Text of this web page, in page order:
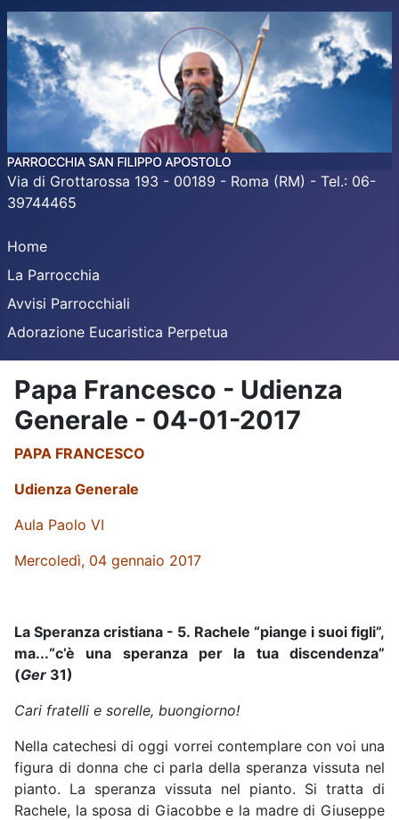
Via di Grottarossa 193 - 00189 - Roma (RM) - Tel.: 06-
39744465
Home
La Parrocchia
Avvisi Parrocchiali
Adorazione Eucaristica Perpetua
Papa Francesco - Udienza
Generale - 04-01-2017
PAPA FRANCESCO
Udienza Generale
Aula Paolo VI
Mercoledì, 04 gennaio 2017
La Speranza cristiana - 5. Rachele “piange i suoi figli”,
ma...“c’è una speranza per la tua discendenza”
(Ger 31)
Cari fratelli e sorelle, buongiorno!
Nella catechesi di oggi vorrei contemplare con voi una
figura di donna che ci parla della speranza vissuta nel
pianto. La speranza vissuta nel pianto. Si tratta di
Rachele, la sposa di Giacobbe e la madre di Giuseppe